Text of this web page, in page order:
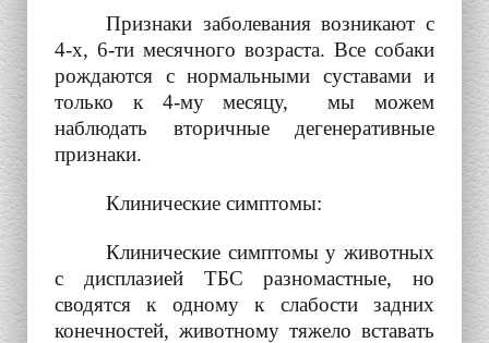
Признаки заболевания возникают с
4-х, 6-ти месячного возраста. Все собаки
рождаются с нормальными суставами и
только к 4-му месяцу, мы можем
наблюдать вторичные дегенеративные
признаки.
Клинические симптомы:
Клинические симптомы у животных
с дисплазией ТБС разномастные, но
сводятся к одному к слабости задних
конечностей, животному тяжело вставать